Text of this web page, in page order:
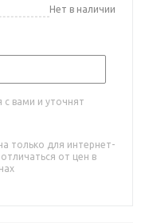
Нет в наличии
вами и уточнят
только для интернет-
от цен в